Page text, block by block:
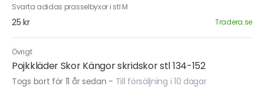
Svarta adidas prasselbyxor i stl M
25 kr Tradera.se
Övrigt
Pojkkläder Skor Kängor skridskor stl 134-152
Togs bort för 11 år sedan - Till försäljning i 10 dagar